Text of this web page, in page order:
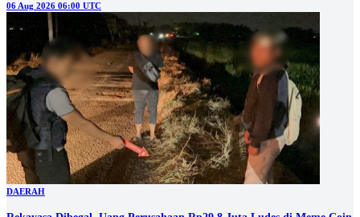
06 Aug 2026 06:00 UTC
DAERAH